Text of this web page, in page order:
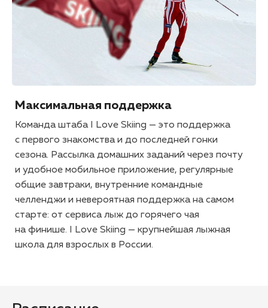
Максимальная поддержка
Команда штаба I Love Skiing — это поддержка
с первого знакомства и до последней гонки
сезона. Рассылка домашних заданий через почту
и удобное мобильное приложение, регулярные
общие завтраки, внутренние командные
челленджи и невероятная поддержка на самом
старте: от сервиса лыж до горячего чая
на финише. I Love Skiing — крупнейшая лыжная
школа для взрослых в России.